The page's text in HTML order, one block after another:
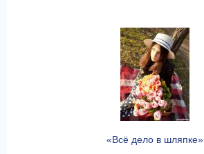
«Всё дело в шляпке»